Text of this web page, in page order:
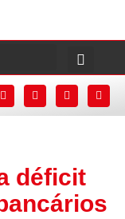
déficit